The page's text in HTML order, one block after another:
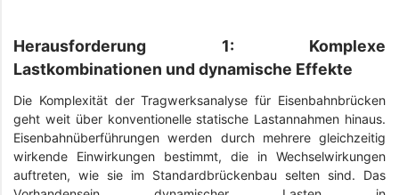
Herausforderung 1: Komplexe
Lastkombinationen und dynamische Effekte
Die Komplexität der Tragwerksanalyse für Eisenbahnbrücken
geht weit über konventionelle statische Lastannahmen hinaus.
Eisenbahnüberführungen werden durch mehrere gleichzeitig
wirkende Einwirkungen bestimmt, die in Wechselwirkungen
auftreten, wie sie im Standardbrückenbau selten sind. Das